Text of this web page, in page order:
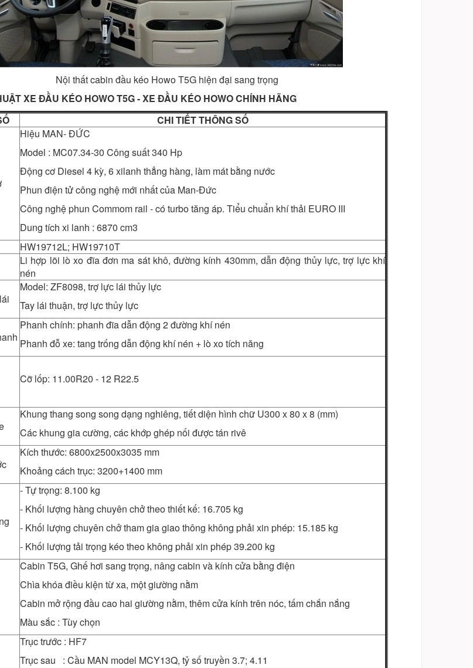
Nội thất cabin đầu kéo Howo T5G hiện đại sang trọng
XE ĐẦU KÉO HOWO T5G - XE ĐẦU KÉO HOWO CHÍNH HÃNG
CHI TIẾT THÔNG SỐ
Hiệu MAN- ĐỨC
Model : MC07.34-30 Công suất 340 Hp
Động cơ Diesel 4 kỳ, 6 xilanh thẳng hàng, làm mát bằng nước
Phun điện tử công nghệ mới nhất của Man-Đức
Công nghệ phun Commom rail - có turbo tăng áp. Tiểu chuẩn khí thải EURO III
Dung tích xi lanh : 6870 cm3
HW19712L; HW19710T
Li hợp lõi lò xo đĩa đơn ma sát khô, đường kính 430mm, dẫn động thủy lực, trợ lực khí
nén
Model: ZF8098, trợ lực lái thủy lực
Tay lái thuận, trợ lực thủy lực
Phanh chính: phanh đĩa dẫn động 2 đường khí nén
Phanh đỗ xe: tang trống dẫn động khí nén + lò xo tích năng
Cỡ lốp: 11.00R20 - 12 R22.5
Khung thang song song dạng nghiêng, tiết diện hình chữ U300 x 80 x 8 (mm)
Các khung gia cường, các khớp ghép nối được tán rivê
Kích thước: 6800x2500x3035 mm
Khoảng cách trục: 3200+1400 mm
- Tự trọng: 8.100 kg
- Khối lượng hàng chuyên chở theo thiết kế: 16.705 kg
- Khối lượng chuyên chở tham gia giao thông không phải xin phép: 15.185 kg
- Khối lượng tải trọng kéo theo không phải xin phép 39.200 kg
Cabin T5G, Ghế hơi sang trọng, nâng cabin và kính cửa bằng điện
Chìa khóa điều kiện từ xa, một giường nằm
Cabin mở rộng đầu cao hai giường nằm, thêm cửa kính trên nóc, tấm chắn nắng
Màu sắc : Tùy chọn
Trục trước : HF7
Trục sau : Cầu MAN model MCY13Q, tỷ số truyền 3.7; 4.11